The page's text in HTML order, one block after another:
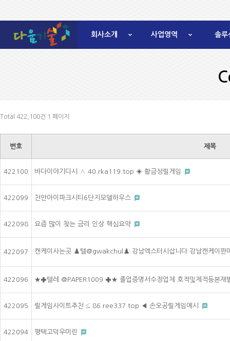
회사소개 사업영역 솔루
Total 422,100건 1 페이지
번호 제목
422100 바다이야기디시 ∧ 40.rka119.top ◈ 황금성릴게임
422099 천안아이파크시티6단지모델하우스
422098 요즘 많이 찾는 금리 인상 핵심요약
422097 캔케이사는곳 ♟️텔@gwakchul♟️ 강남엑스터시삽니다 강남캔케이판
422096 ★✚텔레 @PAPER1009 ✚★ 졸업증명서수정업체 호적및제적등본재
422095 릴게임사이트추천 ≤ 86.ree337.top ◀ 손오공릴게임예시
422094 평택고덕우미린